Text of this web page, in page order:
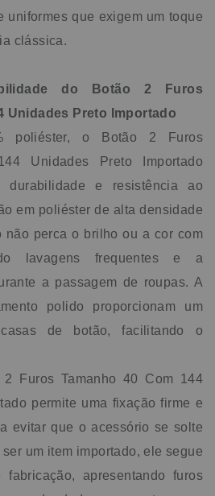
uniformes que exigem um toque
clássica.
do Botão 2 Furos
Unidades Preto Importado
poliéster, o Botão 2 Furos
Unidades Preto Importado
durabilidade e resistência ao
em poliéster de alta densidade
não perca o brilho ou a cor com
lavagens frequentes e a
a passagem de roupas. A
polido proporcionam um
de botão, facilitando o
Furos Tamanho 40 Com 144
permite uma fixação firme e
evitar que o acessório se solte
um item importado, ele segue
fabricação, apresentando furos